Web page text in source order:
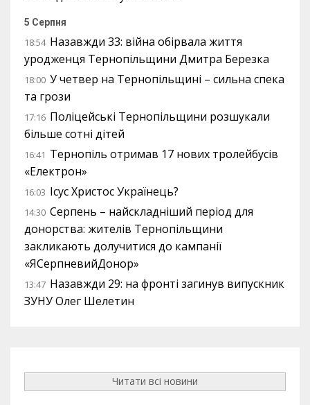
5 Серпня
18:54 Назавжди 33: війна обірвала життя
уродженця Тернопільщини Дмитра Березка
18:00 У четвер на Тернопільщині – сильна спека
та грози
17:16 Поліцейські Тернопільщини розшукали
більше сотні дітей
16:41 Тернопіль отримав 17 нових тролейбусів
«Електрон»
16:03 Ісус Христос Українець?
14:30 Серпень – найскладніший період для
донорства: жителів Тернопільщини
закликають долучитися до кампанії
«ЯСерпневийДонор»
13:47 Назавжди 29: на фронті загинув випускник
ЗУНУ Олег Шелетин
Читати всі новини